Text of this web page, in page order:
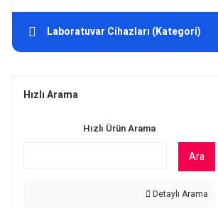
Laboratuvar Cihazları (Kategori)
Hızlı Arama
Hızlı Ürün Arama
Ara
Detaylı Arama